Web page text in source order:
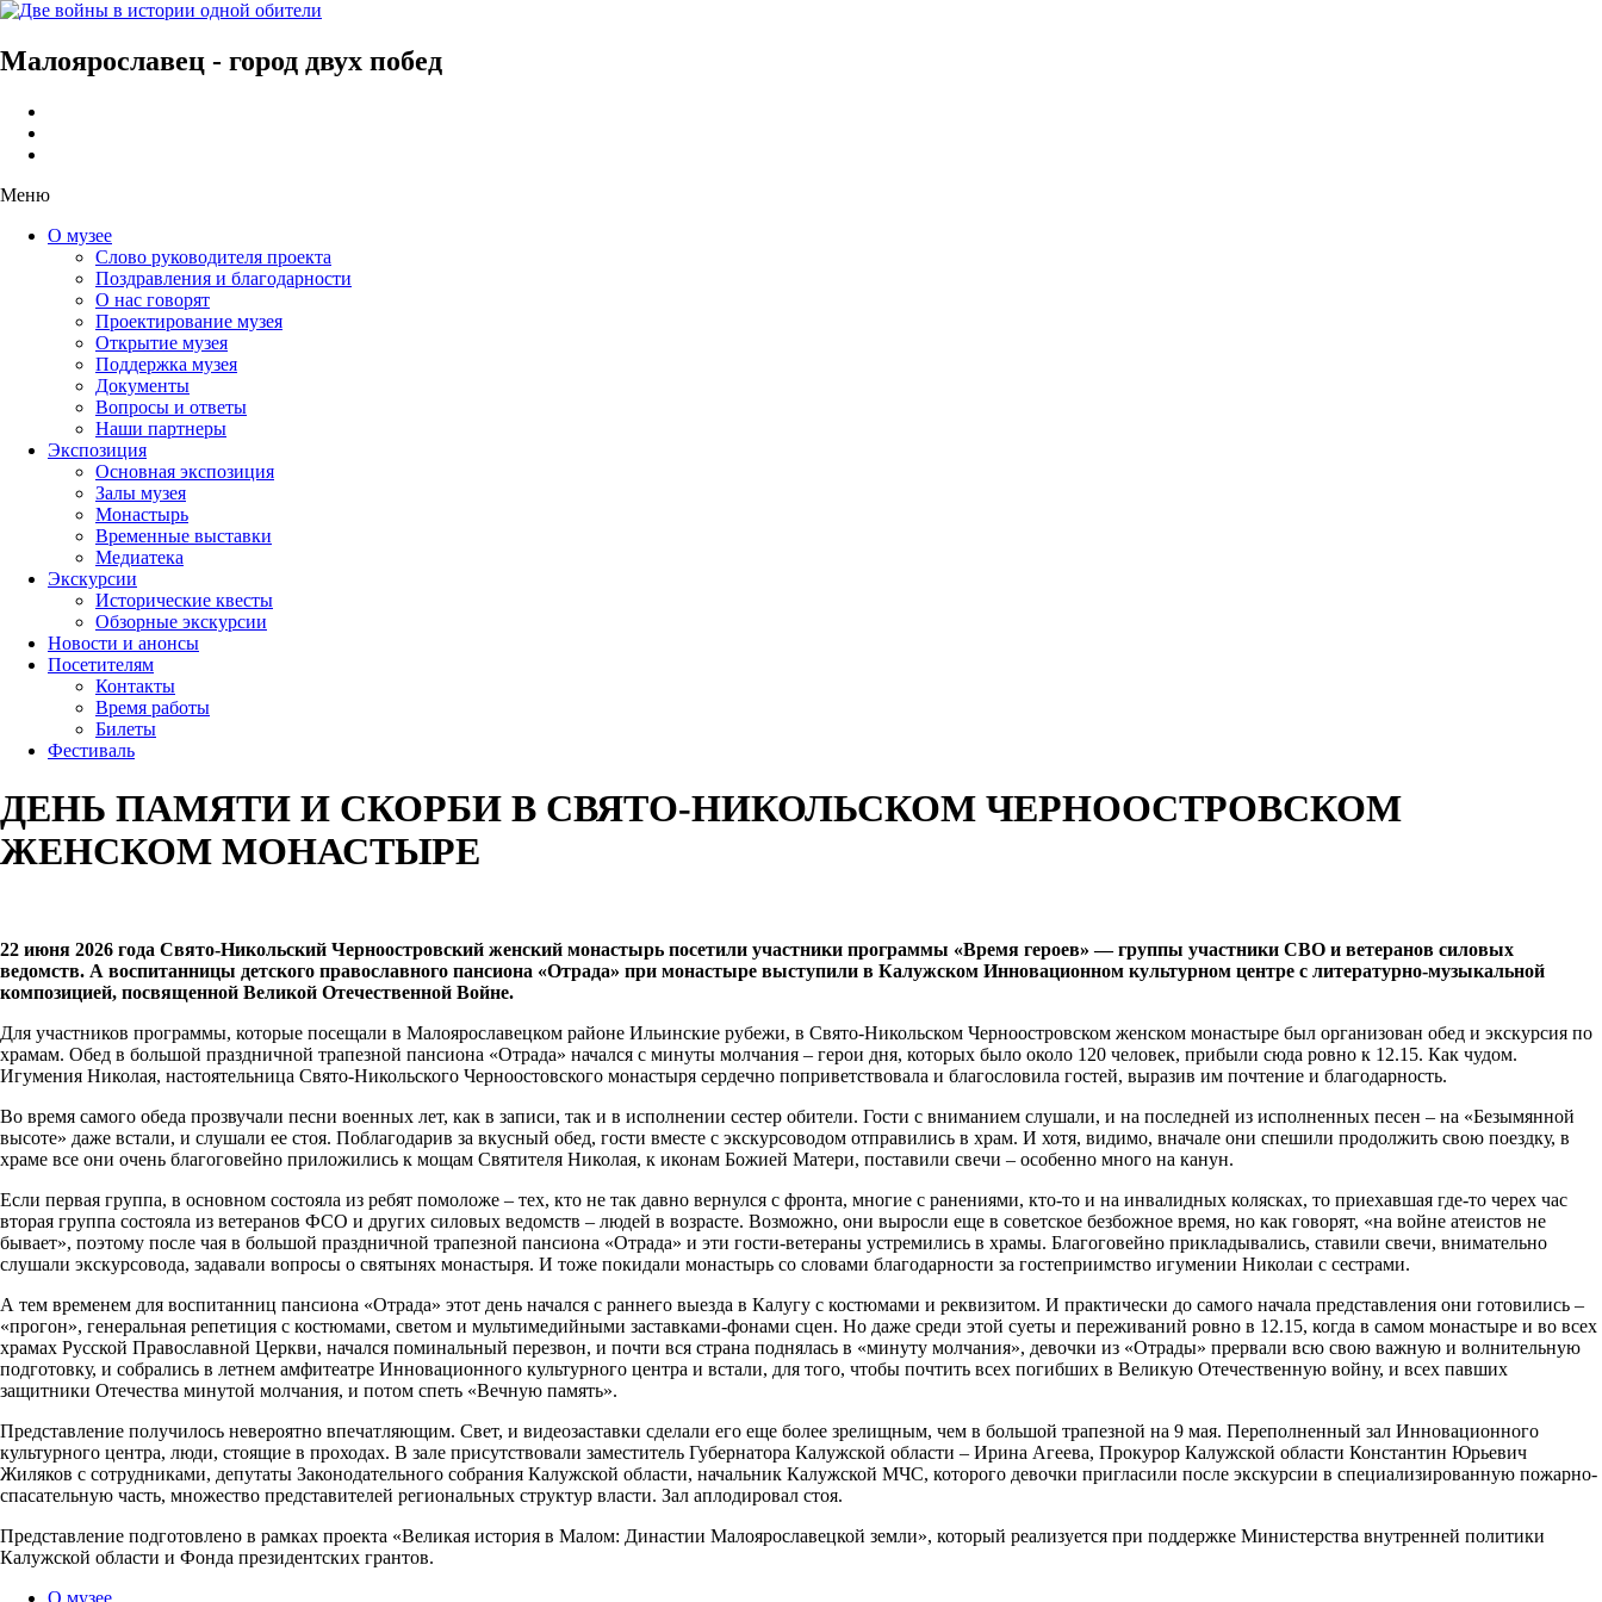
Малоярославец - город двух побед
Меню
О музее
Слово руководителя проекта
Поздравления и благодарности
О нас говорят
Проектирование музея
Открытие музея
Поддержка музея
Документы
Вопросы и ответы
Наши партнеры
Экспозиция
Основная экспозиция
Залы музея
Монастырь
Временные выставки
Медиатека
Экскурсии
Исторические квесты
Обзорные экскурсии
Новости и анонсы
Посетителям
Контакты
Время работы
Билеты
Фестиваль
ДЕНЬ ПАМЯТИ И СКОРБИ В СВЯТО-НИКОЛЬСКОМ ЧЕРНООСТРОВСКОМ
ЖЕНСКОМ МОНАСТЫРЕ
22 июня 2026 года Свято-Никольский Черноостровский женский монастырь посетили участники программы «Время героев» — группы участники СВО и ветеранов силовых
ведомств. А воспитанницы детского православного пансиона «Отрада» при монастыре выступили в Калужском Инновационном культурном центре с литературно-музыкальной
композицией, посвященной Великой Отечественной Войне.
Для участников программы, которые посещали в Малоярославецком районе Ильинские рубежи, в Свято-Никольском Черноостровском женском монастыре был организован обед и экскурсия по
храмам. Обед в большой праздничной трапезной пансиона «Отрада» начался с минуты молчания – герои дня, которых было около 120 человек, прибыли сюда ровно к 12.15. Как чудом.
Игумения Николая, настоятельница Свято-Никольского Черноостовского монастыря сердечно поприветствовала и благословила гостей, выразив им почтение и благодарность.
Во время самого обеда прозвучали песни военных лет, как в записи, так и в исполнении сестер обители. Гости с вниманием слушали, и на последней из исполненных песен – на «Безымянной
высоте» даже встали, и слушали ее стоя. Поблагодарив за вкусный обед, гости вместе с экскурсоводом отправились в храм. И хотя, видимо, вначале они спешили продолжить свою поездку, в
храме все они очень благоговейно приложились к мощам Святителя Николая, к иконам Божией Матери, поставили свечи – особенно много на канун.
Если первая группа, в основном состояла из ребят помоложе – тех, кто не так давно вернулся с фронта, многие с ранениями, кто-то и на инвалидных колясках, то приехавшая где-то черех час
вторая группа состояла из ветеранов ФСО и других силовых ведомств – людей в возрасте. Возможно, они выросли еще в советское безбожное время, но как говорят, «на войне атеистов не
бывает», поэтому после чая в большой праздничной трапезной пансиона «Отрада» и эти гости-ветераны устремились в храмы. Благоговейно прикладывались, ставили свечи, внимательно
слушали экскурсовода, задавали вопросы о святынях монастыря. И тоже покидали монастырь со словами благодарности за гостеприимство игумении Николаи с сестрами.
А тем временем для воспитанниц пансиона «Отрада» этот день начался с раннего выезда в Калугу с костюмами и реквизитом. И практически до самого начала представления они готовились –
«прогон», генеральная репетиция с костюмами, светом и мультимедийными заставками-фонами сцен. Но даже среди этой суеты и переживаний ровно в 12.15, когда в самом монастыре и во всех
храмах Русской Православной Церкви, начался поминальный перезвон, и почти вся страна поднялась в «минуту молчания», девочки из «Отрады» прервали всю свою важную и волнительную
подготовку, и собрались в летнем амфитеатре Инновационного культурного центра и встали, для того, чтобы почтить всех погибших в Великую Отечественную войну, и всех павших
защитники Отечества минутой молчания, и потом спеть «Вечную память».
Представление получилось невероятно впечатляющим. Свет, и видеозаставки сделали его еще более зрелищным, чем в большой трапезной на 9 мая. Переполненный зал Инновационного
культурного центра, люди, стоящие в проходах. В зале присутствовали заместитель Губернатора Калужской области – Ирина Агеева, Прокурор Калужской области Константин Юрьевич
Жиляков с сотрудниками, депутаты Законодательного собрания Калужской области, начальник Калужской МЧС, которого девочки пригласили после экскурсии в специализированную пожарно-
спасательную часть, множество представителей региональных структур власти. Зал аплодировал стоя.
Представление подготовлено в рамках проекта «Великая история в Малом: Династии Малоярославецкой земли», который реализуется при поддержке Министерства внутренней политики
Калужской области и Фонда президентских грантов.
О музее